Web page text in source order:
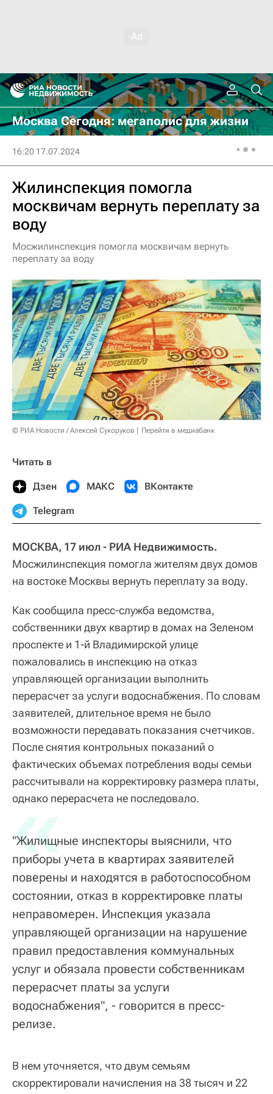
Москва Сегодня: мегаполис для жизни
16:20 17.07.2024
Жилинспекция помогла
москвичам вернуть переплату за
воду
Мосжилинспекция помогла москвичам вернуть
переплату за воду
© РИА Новости / Алексей Сухоруков Перейти в медиабанк
Читать в
Дзен МАКС ВКонтакте
Telegram
МОСКВА, 17 июл - РИА Недвижимость.
Мосжилинспекция помогла жителям двух домов
на востоке Москвы вернуть переплату за воду.
Как сообщила пресс-служба ведомства,
собственники двух квартир в домах на Зеленом
проспекте и 1-й Владимирской улице
пожаловались в инспекцию на отказ
управляющей организации выполнить
перерасчет за услуги водоснабжения. По словам
заявителей, длительное время не было
возможности передавать показания счетчиков.
После снятия контрольных показаний о
фактических объемах потребления воды семьи
рассчитывали на корректировку размера платы,
однако перерасчета не последовало.
«
"Жилищные инспекторы выяснили, что
приборы учета в квартирах заявителей
поверены и находятся в работоспособном
состоянии, отказ в корректировке платы
неправомерен. Инспекция указала
управляющей организации на нарушение
правил предоставления коммунальных
услуг и обязала провести собственникам
перерасчет платы за услуги
водоснабжения", - говорится в пресс-
релизе.
В нем уточняется, что двум семьям
скорректировали начисления на 38 тысяч и 22